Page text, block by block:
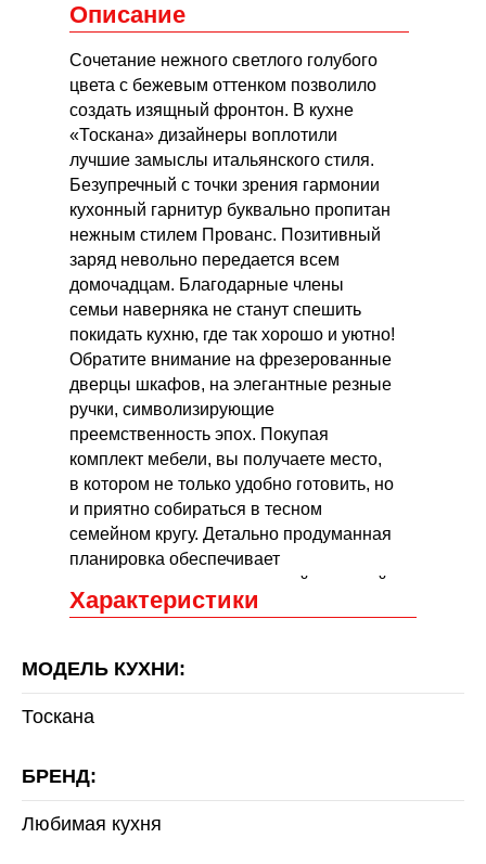
Описание
Сочетание нежного светлого голубого
цвета с бежевым оттенком позволило
создать изящный фронтон. В кухне
«Тоскана» дизайнеры воплотили
лучшие замыслы итальянского стиля.
Безупречный с точки зрения гармонии
кухонный гарнитур буквально пропитан
нежным стилем Прованс. Позитивный
заряд невольно передается всем
домочадцам. Благодарные члены
семьи наверняка не станут спешить
покидать кухню, где так хорошо и уютно!
Обратите внимание на фрезерованные
дверцы шкафов, на элегантные резные
ручки, символизирующие
преемственность эпох. Покупая
комплект мебели, вы получаете место,
в котором не только удобно готовить, но
и приятно собираться в тесном
семейном кругу. Детально продуманная
планировка обеспечивает
рациональное хранение всей кухонной
утвари.
Характеристики
МОДЕЛЬ КУХНИ:
Тоскана
БРЕНД:
Любимая кухня